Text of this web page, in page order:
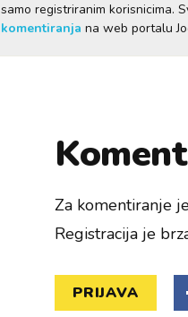
samo registriranim korisnicima.
komentiranja na web portalu
Za komentiranje
Registracija je
PRIJAVA